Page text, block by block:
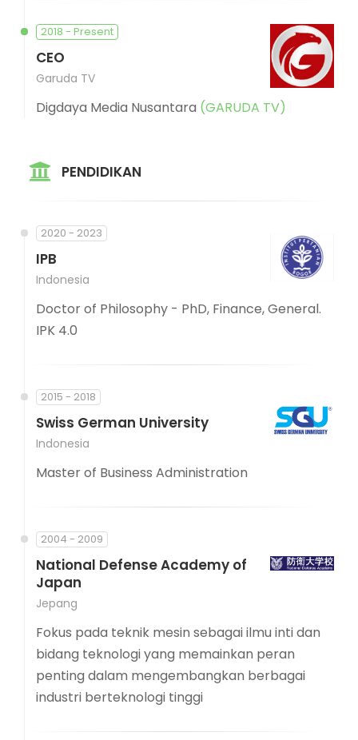
2018 - Present
CEO
Garuda TV
Digdaya Media Nusantara (GARUDA TV)
PENDIDIKAN
2020 - 2023
IPB
Indonesia
Doctor of Philosophy - PhD, Finance, General.
IPK 4.0
2015 - 2018
Swiss German University
Indonesia
Master of Business Administration
2004 - 2009
National Defense Academy of
Japan
Jepang
Fokus pada teknik mesin sebagai ilmu inti dan
bidang teknologi yang memainkan peran
penting dalam mengembangkan berbagai
industri berteknologi tinggi